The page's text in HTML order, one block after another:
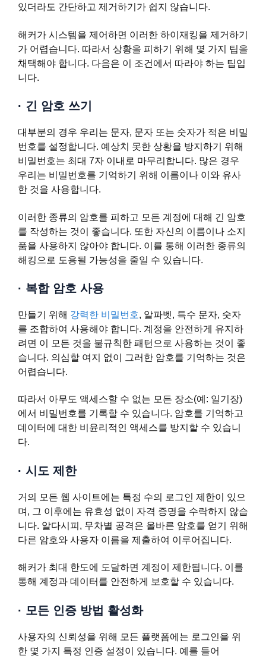
있더라도 간단하고 제거하기가 쉽지 않습니다.
해커가 시스템을 제어하면 이러한 하이재킹을 제거하기
가 어렵습니다. 따라서 상황을 피하기 위해 몇 가지 팁을
채택해야 합니다. 다음은 이 조건에서 따라야 하는 팁입
니다.
· 긴 암호 쓰기
대부분의 경우 우리는 문자, 문자 또는 숫자가 적은 비밀
번호를 설정합니다. 예상치 못한 상황을 방지하기 위해
비밀번호는 최대 7자 이내로 마무리합니다. 많은 경우
우리는 비밀번호를 기억하기 위해 이름이나 이와 유사
한 것을 사용합니다.
이러한 종류의 암호를 피하고 모든 계정에 대해 긴 암호
를 작성하는 것이 좋습니다. 또한 자신의 이름이나 소지
품을 사용하지 않아야 합니다. 이를 통해 이러한 종류의
해킹으로 도용될 가능성을 줄일 수 있습니다.
· 복합 암호 사용
만들기 위해 강력한 비밀번호, 알파벳, 특수 문자, 숫자
를 조합하여 사용해야 합니다. 계정을 안전하게 유지하
려면 이 모든 것을 불규칙한 패턴으로 사용하는 것이 좋
습니다. 의심할 여지 없이 그러한 암호를 기억하는 것은
어렵습니다.
따라서 아무도 액세스할 수 없는 모든 장소(예: 일기장)
에서 비밀번호를 기록할 수 있습니다. 암호를 기억하고
데이터에 대한 비윤리적인 액세스를 방지할 수 있습니
다.
· 시도 제한
거의 모든 웹 사이트에는 특정 수의 로그인 제한이 있으
며, 그 이후에는 유효성 없이 자격 증명을 수락하지 않습
니다. 알다시피, 무차별 공격은 올바른 암호를 얻기 위해
다른 암호와 사용자 이름을 제출하여 이루어집니다.
해커가 최대 한도에 도달하면 계정이 제한됩니다. 이를
통해 계정과 데이터를 안전하게 보호할 수 있습니다.
· 모든 인증 방법 활성화
사용자의 신뢰성을 위해 모든 플랫폼에는 로그인을 위
한 몇 가지 특정 인증 설정이 있습니다. 예를 들어